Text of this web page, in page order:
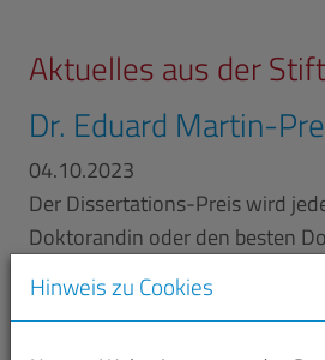
Aktuelles aus der
Dr. Eduard Martin-
04.10.2023
Der Dissertations-Preis wird
Doktorandin oder den besten
einzelnen Fakultäten der
vergeben. Bei der
Hinweis zu Cookies